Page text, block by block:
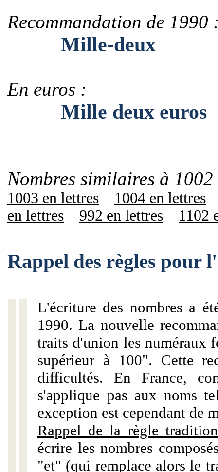
Recommandation de 1990
Mille-deux
En euros :
Mille deux euros
Nombres similaires à
1003 en lettres
1004 en lettres
en lettres
992 en lettres 1102
Rappel des règles pour
L'écriture des nombres a
1990. La nouvelle
traits d'union les numéraux
supérieur à 100". Cette
difficultés. En France,
s'applique pas aux noms
exception est cependant de
Rappel de la règle
écrire les nombres
"et" (qui remplace alors le